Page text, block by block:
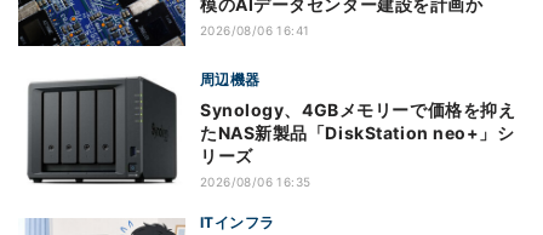
模のAIデータセンター建設を計画か
2026/08/06 16:41
周辺機器
Synology、4GBメモリーで価格を抑え
たNAS新製品「DiskStation neo+」シ
リーズ
2026/08/06 16:35
ITインフラ